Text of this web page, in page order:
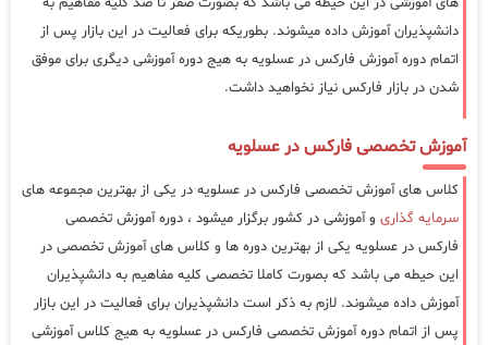
دانشپذیران آموزش داده میشوند. بطوریکه برای فعالیت در این بازار پس از
اتمام دوره آموزش فارکس در عسلویه به هیج دوره آموزشی دیگری برای موفق
شدن در بازار فارکس نیاز نخواهید داشت.
آموزش تخصصی فارکس در عسلویه
کلاس های آموزش تخصصی فارکس در عسلویه در یکی از بهترین مجموعه های
سرمایه گذاری و آموزشی در کشور برگزار میشود ، دوره آموزش تخصصی
فارکس در عسلویه یکی از بهترین دوره ها و کلاس های آموزش تخصصی در
این حیطه می باشد که بصورت کاملا تخصصی کلیه مفاهیم به دانشپذیران
آموزش داده میشوند. لازم به ذکر است دانشپذیران برای فعالیت در این بازار
پس از اتمام دوره آموزش تخصصی فارکس در عسلویه به هیج کلاس آموزشی